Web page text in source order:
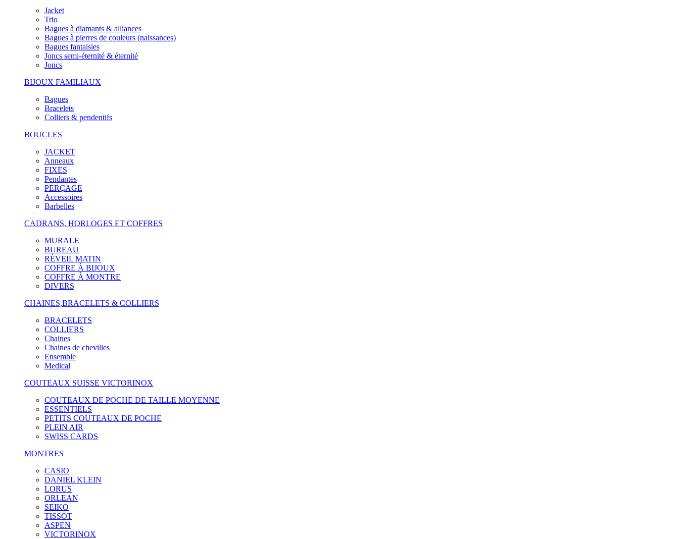
Jacket
Trio
Bagues à diamants & alliances
Bagues à pierres de couleurs (naissances)
Bagues fantaisies
Joncs semi-éternité & éternité
Joncs
BIJOUX FAMILIAUX
Bagues
Bracelets
Colliers & pendentifs
BOUCLES
JACKET
Anneaux
FIXES
Pendantes
PERÇAGE
Accessoires
Barbelles
CADRANS, HORLOGES ET COFFRES
MURALE
BUREAU
RÉVEIL MATIN
COFFRE À BIJOUX
COFFRE À MONTRE
DIVERS
CHAINES,BRACELETS & COLLIERS
BRACELETS
COLLIERS
Chaines
Chaines de chevilles
Ensemble
Medical
COUTEAUX SUISSE VICTORINOX
COUTEAUX DE POCHE DE TAILLE MOYENNE
ESSENTIELS
PETITS COUTEAUX DE POCHE
PLEIN AIR
SWISS CARDS
MONTRES
CASIO
DANIEL KLEIN
LORUS
ORLEAN
SEIKO
TISSOT
ASPEN
VICTORINOX